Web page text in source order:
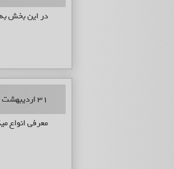
در این بخش
31 اردیبهشت 1396 -
معرفی انواع